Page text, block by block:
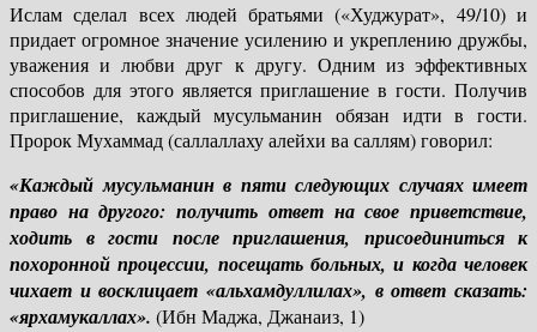
Ислам сделал всех людей братьями («Худжурат», 49/10) и
придает огромное значение усилению и укреплению дружбы,
уважения и любви друг к другу. Одним из эффективных
способов для этого является приглашение в гости. Получив
приглашение, каждый мусульманин обязан идти в гости.
Пророк Мухаммад (саллаллаху алейхи ва саллям) говорил:
«Каждый мусульманин в пяти следующих случаях имеет
право на другого: получить ответ на свое приветствие,
ходить в гости после приглашения, присоединиться к
похоронной процессии, посещать больных, и когда человек
чихает и восклицает «альхамдуллилах», в ответ сказать:
«ярхамукаллах». (Ибн Маджа, Джанаиз, 1)